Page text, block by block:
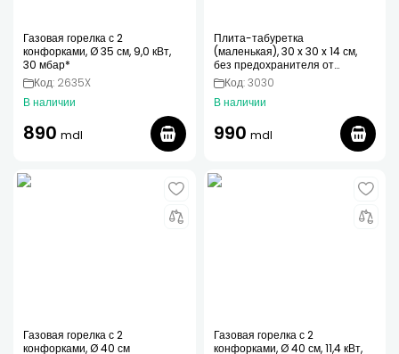
Газовая горелка с 2
конфорками, Ø 35 см, 9,0 кВт,
30 мбар*
Код: 2635X
В наличии
890 mdl
Плита-табуретка
(маленькая), 30 x 30 x 14 см,
без предохранителя от
воспламенения
Код: 3030
В наличии
990 mdl
Газовая горелка с 2
конфорками, Ø 40 см
Газовая горелка с 2
конфорками, Ø 40 см, 11,4 кВт,